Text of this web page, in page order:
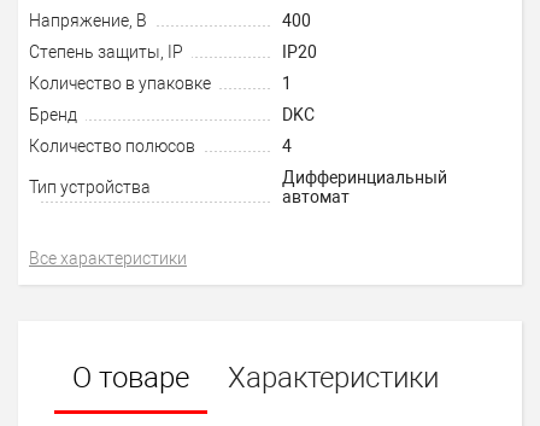
Напряжение, В
400
Степень защиты, IP
IP20
Количество в упаковке
1
Бренд
DKC
Количество полюсов
4
Тип устройства
Дифферинциальный
автомат
Все характеристики
О товаре
Характеристики